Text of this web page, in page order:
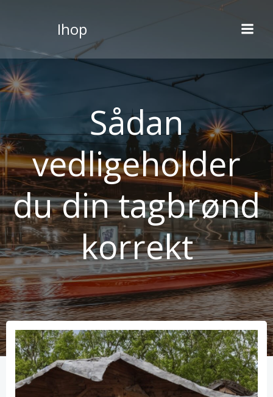
Ihop
Sådan
vedligeholder
du din tagbrønd
korrekt